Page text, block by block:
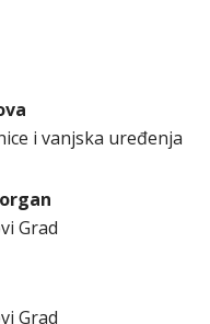
i vanjska uređenja
Grad
Grad